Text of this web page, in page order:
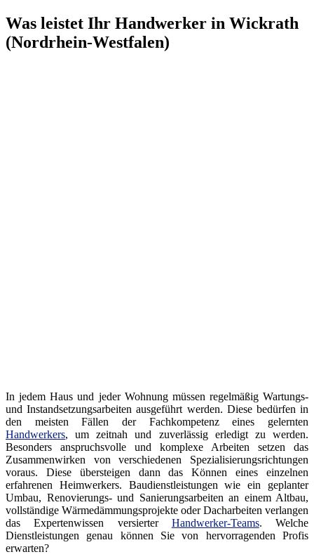
Was leistet Ihr Handwerker in Wickrath
(Nordrhein-Westfalen)
In jedem Haus und jeder Wohnung müssen regelmäßig Wartungs-
und Instandsetzungsarbeiten ausgeführt werden. Diese bedürfen in
den meisten Fällen der Fachkompetenz eines gelernten
Handwerkers, um zeitnah und zuverlässig erledigt zu werden.
Besonders anspruchsvolle und komplexe Arbeiten setzen das
Zusammenwirken von verschiedenen Spezialisierungsrichtungen
voraus. Diese übersteigen dann das Können eines einzelnen
erfahrenen Heimwerkers. Baudienstleistungen wie ein geplanter
Umbau, Renovierungs- und Sanierungsarbeiten an einem Altbau,
vollständige Wärmedämmungsprojekte oder Dacharbeiten verlangen
das Expertenwissen versierter Handwerker-Teams. Welche
Dienstleistungen genau können Sie von hervorragenden Profis
erwarten?